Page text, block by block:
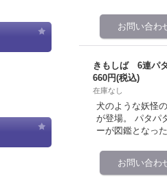
きもしば 6連パ
660円(税込)
在庫なし
犬のような妖怪
が登場。 パタパ
ーが図鑑となっ